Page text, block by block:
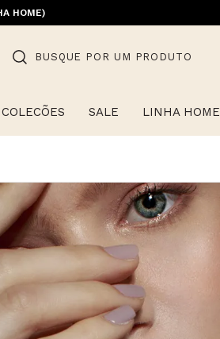
HOME)
BUSQUE POR UM PRODUTO
COLECÕES SALE LINHA HOME